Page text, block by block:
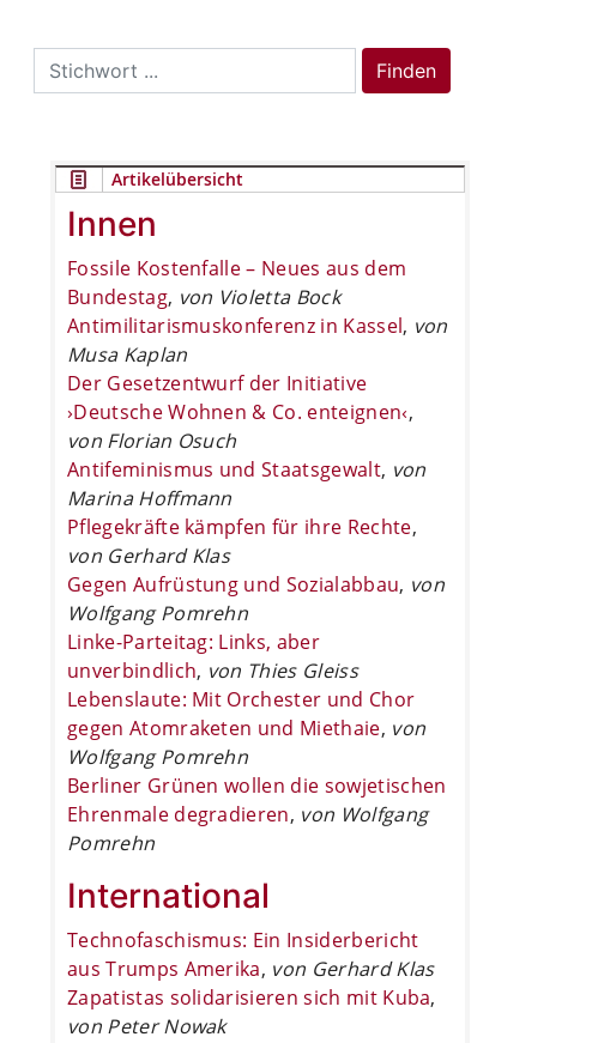
Search
for:
Finden
Artikelübersicht
Innen
Fossile Kostenfalle – Neues aus dem
Bundestag, von Violetta Bock
Antimilitarismuskonferenz in Kassel, von
Musa Kaplan
Der Gesetzentwurf der Initiative
›Deutsche Wohnen & Co. enteignen‹,
von Florian Osuch
Antifeminismus und Staatsgewalt, von
Marina Hoffmann
Pflegekräfte kämpfen für ihre Rechte,
von Gerhard Klas
Gegen Aufrüstung und Sozialabbau, von
Wolfgang Pomrehn
Linke-Parteitag: Links, aber
unverbindlich, von Thies Gleiss
Lebenslaute: Mit Orchester und Chor
gegen Atomraketen und Miethaie, von
Wolfgang Pomrehn
Berliner Grünen wollen die sowjetischen
Ehrenmale degradieren, von Wolfgang
Pomrehn
International
Technofaschismus: Ein Insiderbericht
aus Trumps Amerika, von Gerhard Klas
Zapatistas solidarisieren sich mit Kuba,
von Peter Nowak